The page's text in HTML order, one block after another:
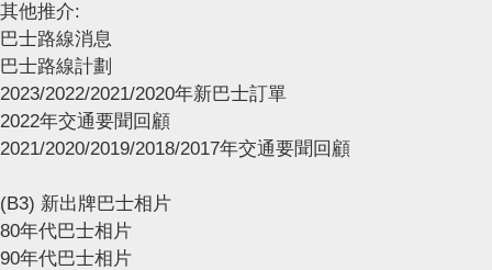
其他推介:
巴士路線消息
巴士路線計劃
2023/2022/2021/2020年新巴士訂單
2022年交通要聞回顧
2021/2020/2019/2018/2017年交通要聞回顧
(B3) 新出牌巴士相片
80年代巴士相片
90年代巴士相片